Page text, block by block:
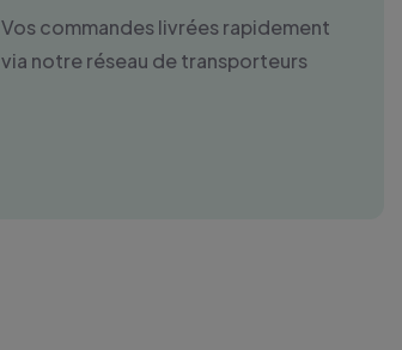
Vos commandes livrées rapidement
via notre réseau de transporteurs